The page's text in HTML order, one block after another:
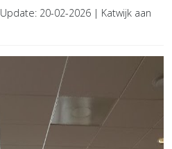
20-02-2026 | Katwijk aan